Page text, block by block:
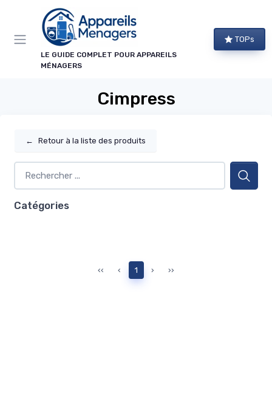
LE GUIDE COMPLET POUR APPAREILS
MÉNAGERS
TOPs
Cimpress
← Retour à la liste des produits
Catégories
‹‹ ‹ 1 › ››
Panneau de gestion des cookies